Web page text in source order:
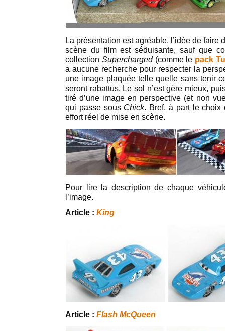
La présentation est agréable, l’idée de faire
scène du film est séduisante, sauf que
collection Supercharged(comme le pack
a aucune recherche pour respecter la
une image plaquée telle quelle sans tenir
seront rabattus. Le sol n’est gère mieux,
tiré d’une image en perspective (et non
qui passe sous Chick. Bref, à part le choix
effort réel de mise en scène.
Pour lire la description de chaque
l’image.
Article : King
Article : Flash McQueen